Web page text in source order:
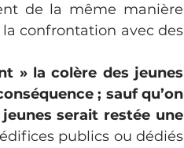
de la même manière
la confrontation avec des
» la colère des jeunes
; sauf qu’on
serait restée une
publics ou dédiés